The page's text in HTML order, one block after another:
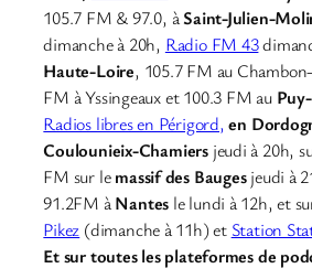
105.7 FM & 97.0, àSaint-Julien-
dimanche à 20h, Radio FM 43
Haute-Loire, 105.7 FM au
FM à Yssingeaux et 100.3 FM au
Radios libres en Périgord, en
Coulounieix-Chamiers jeudi à 20h,
FM sur lemassif des Baugesjeudi à
91.2FM àNantes le lundi à 12h, et
Pikez (dimanche à 11h) et Station
Et sur toutes les plateformes de